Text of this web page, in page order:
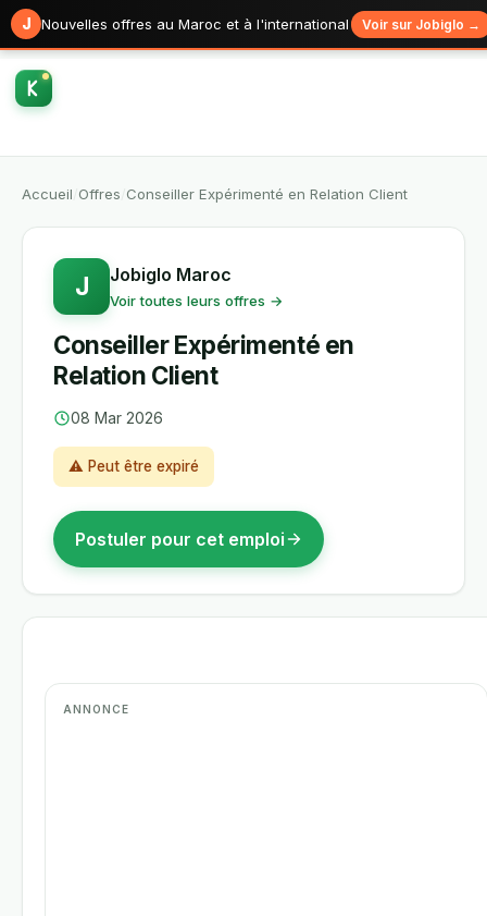
J Nouvelles offres au Maroc et à l'international Voir sur Jobiglo →
Accueil Offres Conseiller Expérimenté en Relation Client
J Jobiglo Maroc
Voir toutes leurs offres →
Conseiller Expérimenté en
Relation Client
08 Mar 2026
⚠ Peut être expiré
Postuler pour cet emploi